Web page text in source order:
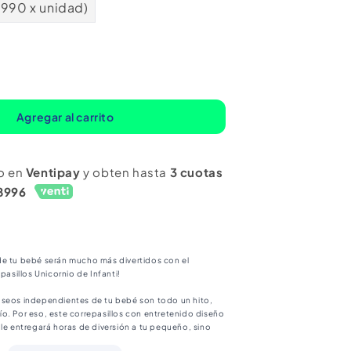
x unidad)
Agregar al carrito
en Ventipay y obten hasta 3 cuotas
tu bebé serán mucho más divertidos con el
Unicornio de Infanti!
independientes de tu bebé son todo un hito,
Por eso, este correpasillos con entretenido diseño
entregará horas de diversión a tu pequeño, sino